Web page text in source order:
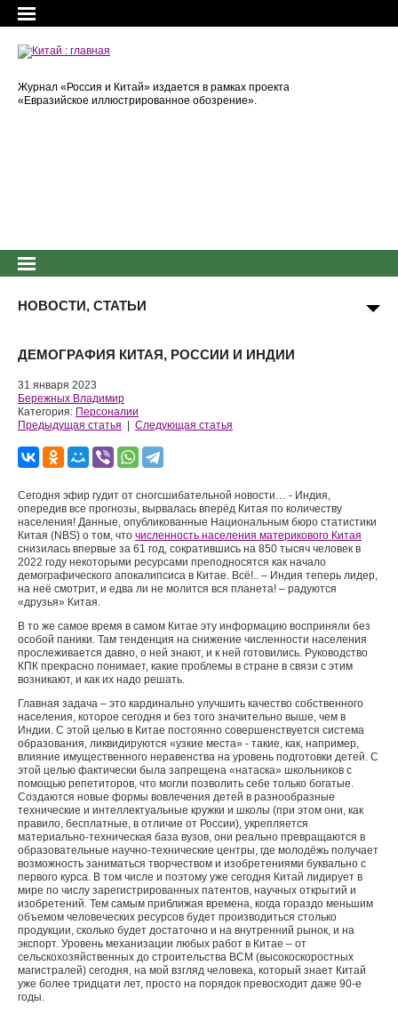
Журнал «Россия и Китай» издается в рамках проекта
«Евразийское иллюстрированное обозрение».
НОВОСТИ, СТАТЬИ
ДЕМОГРАФИЯ КИТАЯ, РОССИИ И ИНДИИ
31 января 2023
Бережных Владимир
Категория: Персоналии
Предыдущая статья
Следующая статья
Сегодня эфир гудит от сногсшибательной новости… - Индия,
опередив все прогнозы, вырвалась вперёд Китая по количеству
населения! Данные, опубликованные Национальным бюро статистики
Китая (NBS) о том, что численность населения материкового Китая
снизилась впервые за 61 год, сократившись на 850 тысяч человек в
2022 году некоторыми ресурсами преподносятся как начало
демографического апокалипсиса в Китае. Всё!.. – Индия теперь лидер,
на неё смотрит, и едва ли не молится вся планета! – радуются
«друзья» Китая.
В то же самое время в самом Китае эту информацию восприняли без
особой паники. Там тенденция на снижение численности населения
прослеживается давно, о ней знают, и к ней готовились. Руководство
КПК прекрасно понимает, какие проблемы в стране в связи с этим
возникают, и как их надо решать.
Главная задача – это кардинально улучшить качество собственного
населения, которое сегодня и без того значительно выше, чем в
Индии. С этой целью в Китае постоянно совершенствуется система
образования, ликвидируются «узкие места» - такие, как, например,
влияние имущественного неравенства на уровень подготовки детей. С
этой целью фактически была запрещена «натаска» школьников с
помощью репетиторов, что могли позволить себе только богатые.
Создаются новые формы вовлечения детей в разнообразные
технические и интеллектуальные кружки и школы (при этом они, как
правило, бесплатные, в отличие от России), укрепляется
материально-техническая база вузов, они реально превращаются в
образовательные научно-технические центры, где молодёжь получает
возможность заниматься творчеством и изобретениями буквально с
первого курса. В том числе и поэтому уже сегодня Китай лидирует в
мире по числу зарегистрированных патентов, научных открытий и
изобретений. Тем самым приближая времена, когда гораздо меньшим
объемом человеческих ресурсов будет производиться столько
продукции, сколько будет достаточно и на внутренний рынок, и на
экспорт. Уровень механизации любых работ в Китае – от
сельскохозяйственных до строительства ВСМ (высокоскоростных
магистралей) сегодня, на мой взгляд человека, который знает Китай
уже более тридцати лет, просто на порядок превосходит даже 90-е
годы.